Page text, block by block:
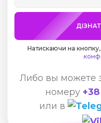
Натискаючи на
Либо вы можете
номеру
или в